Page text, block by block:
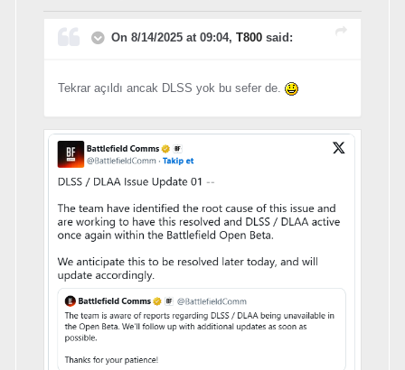
On 8/14/2025 at 09:04, T800 said:
Tekrar açıldı ancak DLSS yok bu sefer de.